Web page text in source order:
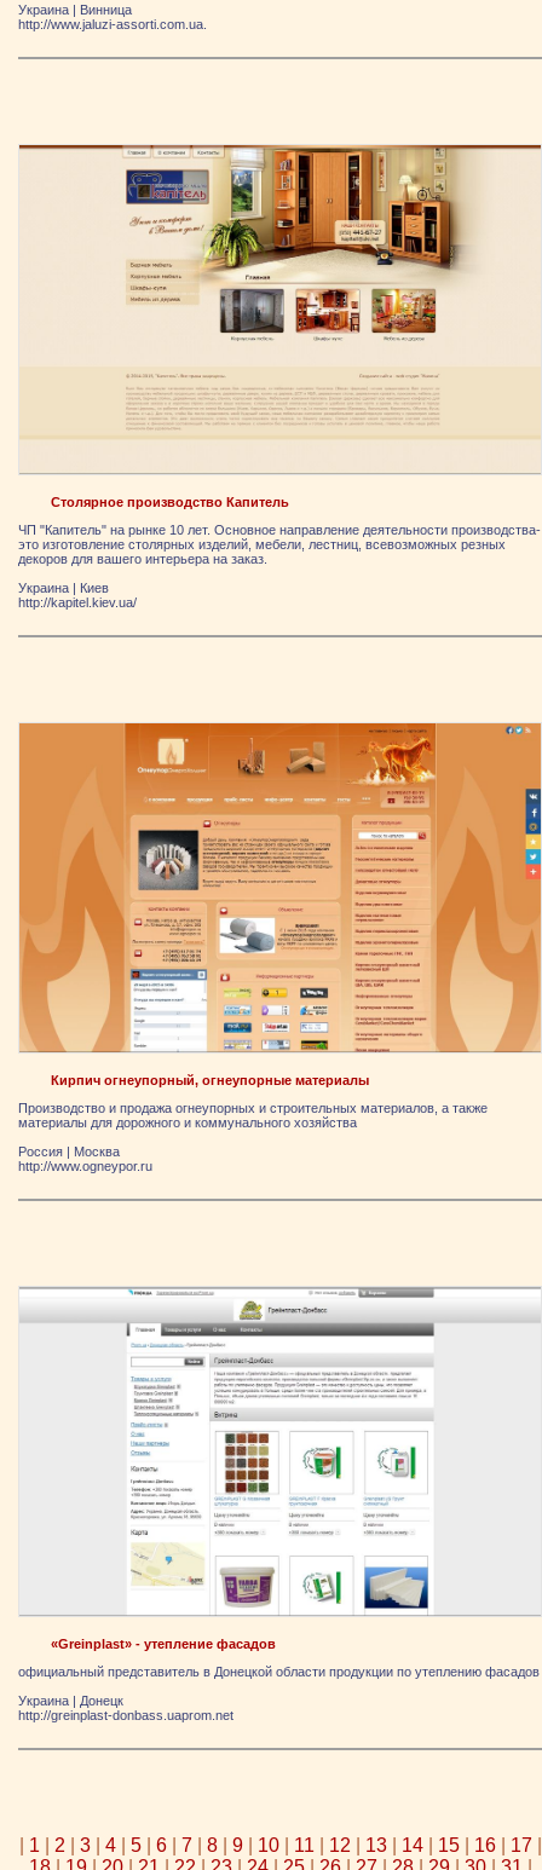
Украина | Винница
http://www.jaluzi-assorti.com.ua.
Столярное производство Капитель
ЧП "Капитель" на рынке 10 лет. Основное направление деятельности производства-
это изготовление столярных изделий, мебели, лестниц, всевозможных резных
декоров для вашего интерьера на заказ.
Украина | Киев
http://kapitel.kiev.ua/
Кирпич огнеупорный, огнеупорные материалы
Производство и продажа огнеупорных и строительных материалов, а также
материалы для дорожного и коммунального хозяйства
Россия | Москва
http://www.ogneypor.ru
«Greinplast» - утепление фасадов
официальный представитель в Донецкой области продукции по утеплению фасадов
Украина | Донецк
http://greinplast-donbass.uaprom.net
1 2 3| 4| 5| 6| 7 8| 9| 10| 11 12 13| 14| 15| 16| 17